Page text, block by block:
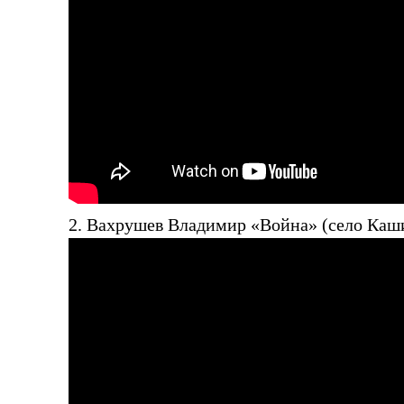
2. Вахрушев Владимир «Война» (село